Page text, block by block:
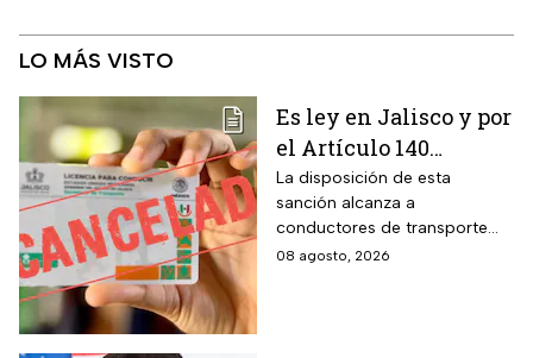
LO MÁS VISTO
Es ley en Jalisco y por
el Artículo 140
cancelarán la licencia
de conducir de por
vida a todos los
automovilistas que
La disposición de esta
sanción alcanza a
conductores de transporte
escolar, unidades de
08 agosto, 2026